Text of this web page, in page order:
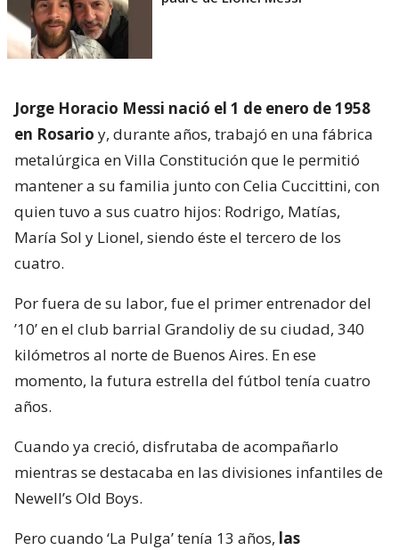
Jorge Horacio Messi nació el 1 de enero de 1958
en Rosario y, durante años, trabajó en una fábrica
metalúrgica en Villa Constitución que le permitió
mantener a su familia junto con Celia Cuccittini, con
quien tuvo a sus cuatro hijos: Rodrigo, Matías,
María Sol y Lionel, siendo éste el tercero de los
cuatro.
Por fuera de su labor, fue el primer entrenador del
’10’ en el club barrial Grandoliy de su ciudad, 340
kilómetros al norte de Buenos Aires. En ese
momento, la futura estrella del fútbol tenía cuatro
años.
Cuando ya creció, disfrutaba de acompañarlo
mientras se destacaba en las divisiones infantiles de
Newell’s Old Boys.
Pero cuando ‘La Pulga’ tenía 13 años, las